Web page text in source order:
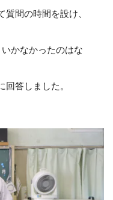
問の時間を設け、
いかなかったのはな
答しました。